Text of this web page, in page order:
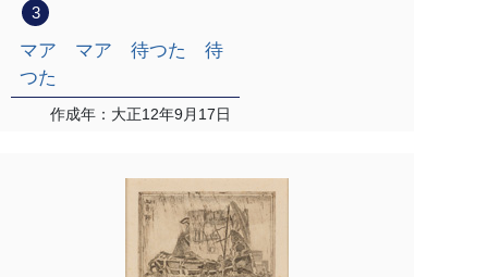
3
マア マア 待つた 待
つた
作成年：大正12年9月17日